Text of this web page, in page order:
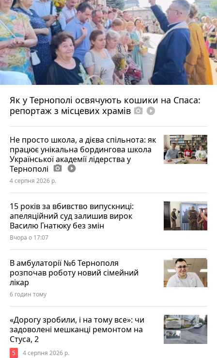
Як у Тернополі освячують кошики на Спаса:
репортаж з місцевих храмів photo_camera play_circle_filled
Не просто школа, а дієва спільнота: як
працює унікальна бордингова школа
Української академії лідерства у
Тернополі photo_camera play_circle_filled
4 серпня 2026 р.
15 років за вбивство випускниці:
апеляційний суд залишив вирок
Василю Гнатюку без змін
Вчора о 17:07
В амбулаторії №6 Тернополя
розпочав роботу новий сімейний
лікар
6 годин тому
«Дорогу зробили, і на тому все»: чи
задоволені мешканці ремонтом на
Стуса, 2
5 4 серпня 2026 р.